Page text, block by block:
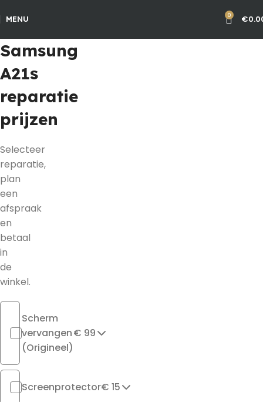
MENU 0 €
Samsung
A21s
reparatie
prijzen
Selecteer
reparatie,
plan
een
afspraak
en
betaal
in
de
winkel.
Scherm
vervangen
(Origineel)
€ 99
Screenprotector€ 15